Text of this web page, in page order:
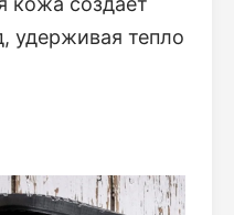
удерживая тепло